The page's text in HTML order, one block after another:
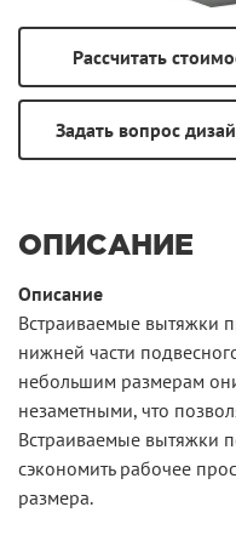
ОПИСАНИЕ
Описание
Встраиваемые вытяжки
нижней части
небольшим размерам
незаметными, что
Встраиваемые вытяжки
сэкономить рабочее
размера.